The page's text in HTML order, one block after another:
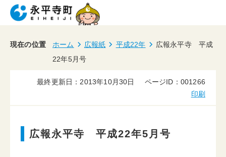
現在の位置 ホーム 広報紙 平成22年
広報永平寺 平成
22年5月号
最終更新日：2013年10月30日
ページID：001266
印刷
広報永平寺 平成22年5月号